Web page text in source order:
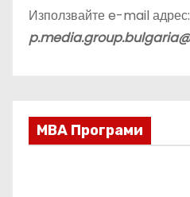
Използвайте e-mail адрес:
МВА Програми